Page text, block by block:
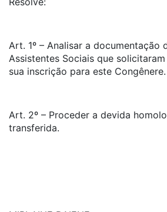
Art. 1º – Analisar a documentação
Assistentes Sociais que
sua inscrição para este Congênere.
Art. 2º – Proceder a devida
transferida.